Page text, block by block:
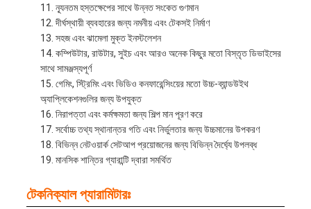
ন্যূনতম হস্তক্ষেপের সাথে উন্নত সংকেত গুণমান
দীর্ঘস্থায়ী ব্যবহারের জন্য নমনীয় এবং টেকসই নির্মাণ
সহজ এবং ঝামেলা মুক্ত ইনস্টলেশন
কম্পিউটার, রাউটার, সুইচ এবং আরও অনেক কিছুর মতো বিস্তৃত ডিভাইসের
সাথে সামঞ্জস্যপূর্ণ
গেমিং, স্ট্রিমিং এবং ভিডিও কনফারেন্সিংয়ের মতো উচ্চ-ব্যান্ডউইথ
অ্যাপ্লিকেশনগুলির জন্য উপযুক্ত
নিরাপত্তা এবং কর্মক্ষমতা জন্য শিল্প মান পূরণ করে
সর্বোচ্চ তথ্য স্থানান্তর গতি এবং নির্ভুলতার জন্য উচ্চমানের উপকরণ
বিভিন্ন নেটওয়ার্ক সেটআপ প্রয়োজনের জন্য বিভিন্ন দৈর্ঘ্যে উপলব্ধ
মানসিক শান্তির গ্যারান্টি দ্বারা সমর্থিত
টেকনিক্যাল প্যারামিটারঃ